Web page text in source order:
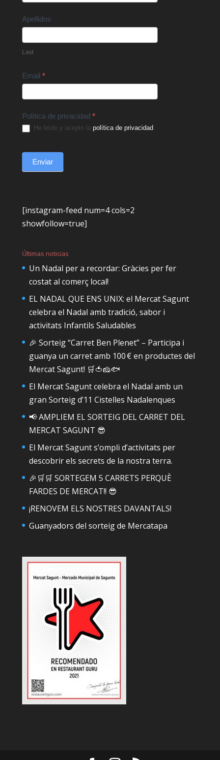
Apellidos
Last
Email *
Política de privacidad *
He leído y acepto la política de privacidad.
Enviar
[instagram-feed num=4 cols=2
showfollow=true]
Últimas noticias
Un Nadal per a recordar: Gràcies per fer
costat al comerç local!
EL NADAL QUE ENS UNIX: el Mercat Sagunt
celebra el Nadal amb tradició, sabor i
activitats Infantils Saludables
🎉 Sorteig “Carret Ben Plenet” – Participa i
guanya un carret amb 100 € en productes del
Mercat Sagunt! 🛒🍅🧀🐟
El Mercat Sagunt celebra el Nadal amb un
gran Sorteig d’11 Cistelles Nadalenques
📢 AMPLIEM EL SORTEIG DEL CARRET DEL
MERCAT SAGUNT 😎
El Mercat Sagunt s’ompli d’activitats per
descobrir els secrets de la nostra terra.
🎉🛒🛒 SORTEGEM 5 CARRETS PERQUÈ
FARDES DE MERCAT!! 😎
¡RENOVEM ELS NOSTRES DAVANTALS!
Guanyadors del sorteig de Mercatapa